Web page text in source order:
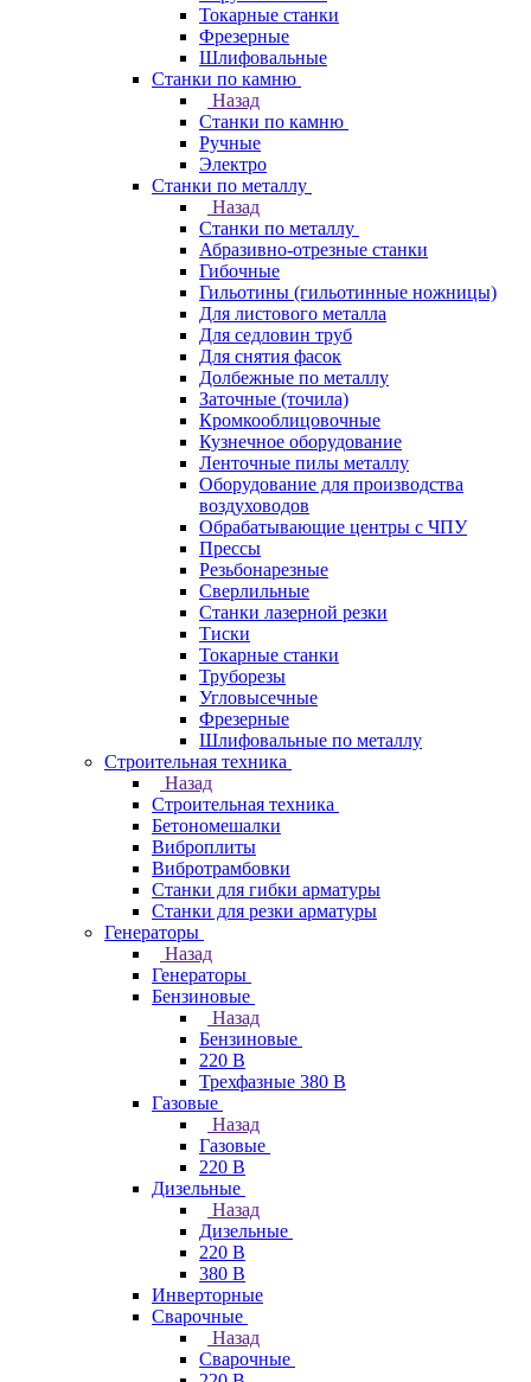
Токарные станки
Фрезерные
Шлифовальные
Станки по камню
Назад
Станки по камню
Ручные
Электро
Станки по металлу
Назад
Станки по металлу
Абразивно-отрезные станки
Гибочные
Гильотины (гильотинные ножницы)
Для листового металла
Для седловин труб
Для снятия фасок
Долбежные по металлу
Заточные (точила)
Кромкооблицовочные
Кузнечное оборудование
Ленточные пилы металлу
Оборудование для производства
воздуховодов
Обрабатывающие центры с ЧПУ
Прессы
Резьбонарезные
Сверлильные
Станки лазерной резки
Тиски
Токарные станки
Труборезы
Угловысечные
Фрезерные
Шлифовальные по металлу
Строительная техника
Назад
Строительная техника
Бетономешалки
Виброплиты
Вибротрамбовки
Станки для гибки арматуры
Станки для резки арматуры
Генераторы
Назад
Генераторы
Бензиновые
Назад
Бензиновые
220 В
Трехфазные 380 В
Газовые
Назад
Газовые
220 В
Дизельные
Назад
Дизельные
220 В
380 В
Инверторные
Сварочные
Назад
Сварочные